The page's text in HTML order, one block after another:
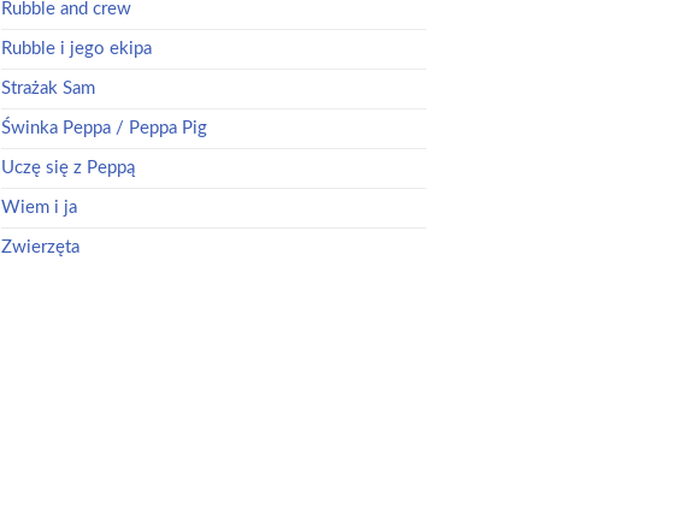
Rubble and crew
Rubble i jego ekipa
Strażak Sam
Świnka Peppa / Peppa Pig
Uczę się z Peppą
Wiem i ja
Zwierzęta